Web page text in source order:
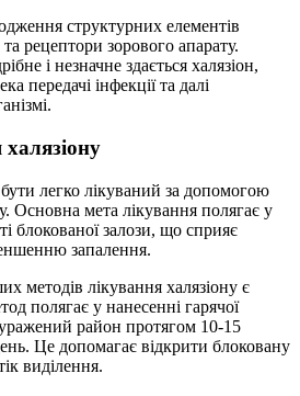
структурних елементів
рецептори зорового апарату.
і незначне здається халязіон,
передачі інфекції та далі
легко лікуваний за допомогою
Основна мета лікування полягає у
блокованої залози, що сприяє
запалення.
методів лікування халязіону є
полягає у нанесенні гарячої
район протягом 10-15
Це допомагає відкрити блоковану
виділення.